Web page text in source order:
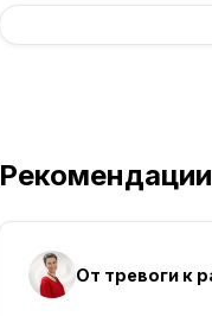
Рекомендации